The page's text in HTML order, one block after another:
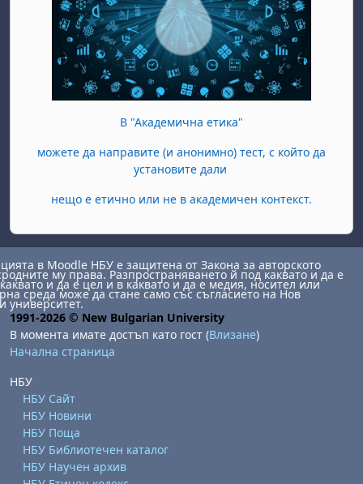
В "Академична етика"
можете да направите (и анонимно) тест, с който да
установите дали
нещо е етично или не в академичен контекст.
в Moodle НБУ е защитена от Закона за авторското
му права. Разпространяването й под каквато и да е
и да е цел и в каквато и да е медия, носител или
среда може да стане само със съгласието на Нов
университет.
1991-2026 © New Bulgarian University
В момента имате достъп като гост (Влизане)
Начална страница
НБУ
НБУ Сайт
НБУ Новини
НБУ Поща
НБУ Библиотечен каталог
НБУ Научен архив